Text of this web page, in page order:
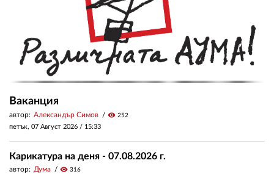
Ваканция
автор: Александър Симов visibility 252
петък, 07 Август 2026 / 15:33
Карикатура на деня - 07.08.2026 г.
автор: Дума visibility 316